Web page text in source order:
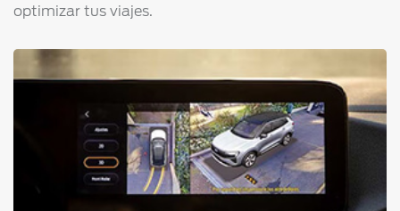
optimizar tus viajes.